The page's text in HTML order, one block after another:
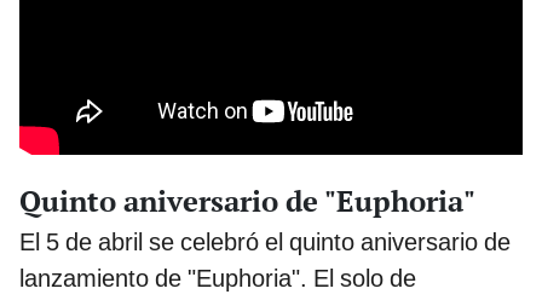
Quinto aniversario de "Euphoria"
El 5 de abril se celebró el quinto aniversario de
lanzamiento de "Euphoria". El solo de